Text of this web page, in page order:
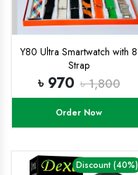
Y80 Ultra Smartwatch with 8
Strap
৳ 970 ৳ 1,800
Order Now
Discount (40%)